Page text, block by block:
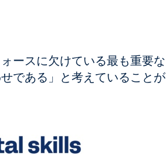
ースに欠けている最も重要な
である」と考えていることが